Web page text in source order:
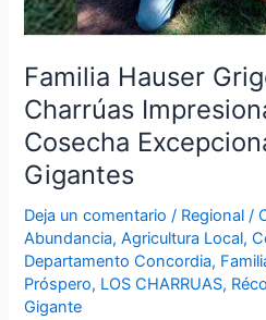
Familia Hauser
Charrúas
Cosecha
Gigantes
Deja un comentario / Regional /
Abundancia,Agricultura Local,
Departamento Concordia,
Próspero, LOS CHARRUAS,
Gigante
una
Cosecha
Excepcional
de
Zapallos
Gigantes